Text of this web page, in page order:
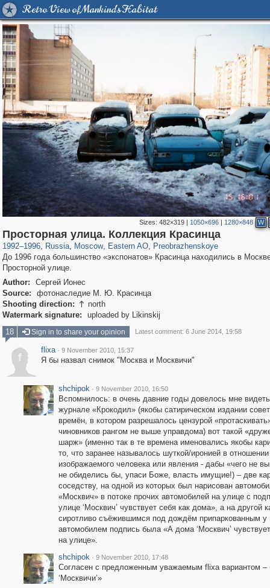
Retro View of Mankind's Habitat
Sizes: 482×319| 1050×696| 1280×848 W
Просторная улица. Коллекция Красинца
1992–1996, Russia
1,406,257 29,243
, Moscow
319,779 8,286
, Eastern AO
20,925 306
, Preobrazhenskoye
2,400 55
До 1996 года большинство «экспонатов» Красинца находились в
Просторной улице.
Author:
Сергей Ионес
Source:
фотонаследие М. Ю. Красинца
Shooting direction:  north
Watermark signature:
uploaded by Likinskij
18
Sign in to share your opinion Latest comment: 6 June 2014, 19:58
f
flixa · 9 November 2010, 15:37
Я бы назвал снимок "Москва и Москвичи"
shchipok · 9 November 2010, 16:50
Вспомнилось: в очень давние годы довелось мне
журнале «Крокодил» (якобы сатирическом издании
времён, в котором разрешалось цензурой
чиновников рангом не выше управдома) вот такой
шарж» (именно так в те времена именовались якобы
то, что заранее называлось шуткой/иронией в отношении
изображаемого человека или явления - дабы «чего не
не обиделись бы, упаси Боже, власть имущие!) – две
соседству, на одной из которых был нарисован
«Москвич» в потоке прочих автомобилей на улице с
улице ‘Москвич’ чувствует себя как дома», а на другой
сиротливо съёжившимся под дождём припаркованным у
автомобилем подпись была «А дома ‘Москвич’
на улице».
shchipok · 9 November 2010, 17:48
Согласен с предложенным уважаемым flixa вариантом –
‘Москвичи’»